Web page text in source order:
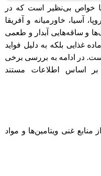
خواص بی‌نظیر است که در
آسیا، خاورمیانه و آفریقا
و ساقه‌هایی آبدار و طعمی
غذایی بلکه به دلیل فواید
در ادامه به بررسی برخی
بر اساس اطلاعات مستند
غنی ویتامین‌ها و مواد